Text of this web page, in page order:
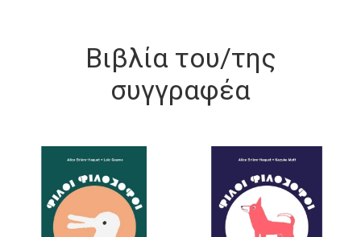
Βιβλία του/της
συγγραφέα